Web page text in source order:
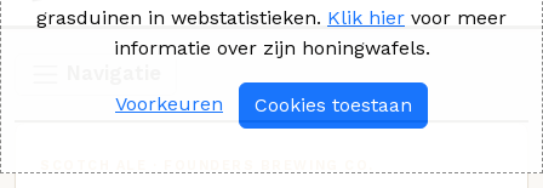
grasduinen in webstatistieken. Klik hier voor meer
informatie over zijn honingwafels.
Voorkeuren Cookies toestaan